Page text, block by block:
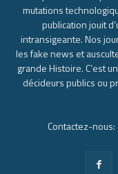
mutations
publication jouit
intransigeante. Nos
les fake news et
grande Histoire. C’est
décideurs publics ou
Contactez-nous: